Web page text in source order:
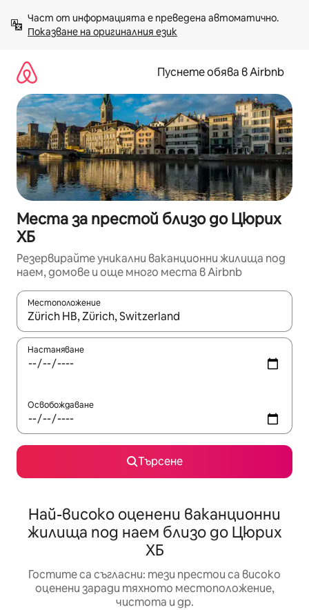
към
съдържанието
Показване на оригиналния език
Пуснете обява в Airbnb
Места за престой близо до Цюрих
ХБ
Резервирайте уникални ваканционни жилища под
наем, домове и още много места в Airbnb
Местоположение
Когато резултатите се покажат, използвайте
Настаняване
Освобождаване
Търсене
Най-високо оценени ваканционни
жилища под наем близо до Цюрих
ХБ
Гостите са съгласни: тези престои са високо
оценени заради тяхното местоположение,
чистота и др.